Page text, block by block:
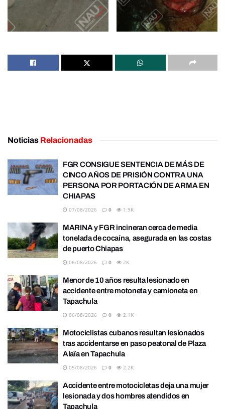
Noticias Relacionadas
FGR CONSIGUE SENTENCIA DE MÁS DE
CINCO AÑOS DE PRISIÓN CONTRA UNA
PERSONA POR PORTACIÓN DE ARMA EN
CHIAPAS
07/08/2026 0 1.9K
MARINA y FGR incineran cerca de media
tonelada de cocaína, asegurada en las costas
de puerto Chiapas
06/08/2026 0 2K
Menor de 10 años resulta lesionado en
accidente entre motoneta y camioneta en
Tapachula
06/08/2026 0 2.1K
Motociclistas cubanos resultan lesionados
tras accidentarse en paso peatonal de Plaza
Alaïa en Tapachula
05/08/2026 0 2.2K
Accidente entre motocicletas deja una mujer
lesionada y dos hombres atendidos en
Tapachula